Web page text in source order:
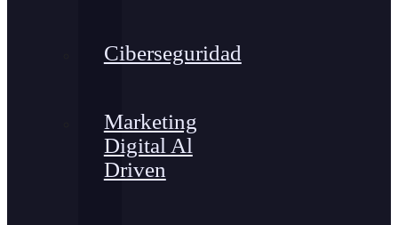
Ciberseguridad
Marketing
Digital Al
Driven